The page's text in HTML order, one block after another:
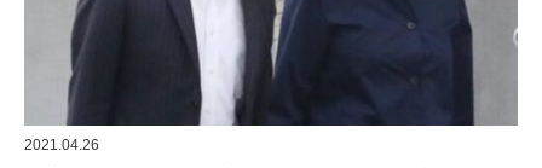
2021.04.26